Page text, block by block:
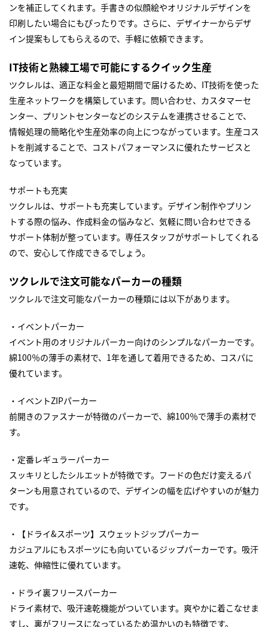
ンを補正してくれます。手書きの似顔絵やオリジナルデザインを
印刷したい場合にもぴったりです。さらに、デザイナーからデザ
イン提案もしてもらえるので、手軽に依頼できます。
IT技術と熟練工場で可能にするクイック生産
ツクレルは、適正な料金と最短期間で届けるため、IT技術を使った
生産ネットワークを構築しています。問い合わせ、カスタマーセ
ンター、プリントセンターなどのシステムを連携させることで、
情報処理の簡略化や生産効率の向上につながっています。生産コス
トを削減することで、コストパフォーマンスに優れたサービスと
なっています。
サポートも充実
ツクレルは、サポートも充実しています。デザイン制作やプリン
トする際の悩み、作成料金の悩みなど、気軽に問い合わせできる
サポート体制が整っています。専任スタッフがサポートしてくれる
ので、安心して作成できるでしょう。
ツクレルで注文可能なパーカーの種類
ツクレルで注文可能なパーカーの種類には以下があります。
・イベントパーカー
イベント用のオリジナルパーカー向けのシンプルなパーカーです。
綿100％の薄手の素材で、1年を通して着用できるため、コスパに
優れています。
・イベントZIPパーカー
前開きのファスナーが特徴のパーカーで、綿100％で薄手の素材で
す。
・定番レギュラーパーカー
スッキリとしたシルエットが特徴です。フードの色だけ変えるパ
ターンも用意されているので、デザインの幅を広げやすいのが魅力
です。
・【ドライ&スポーツ】スウェットジップパーカー
カジュアルにもスポーツにも向いているジップパーカーです。吸汗
速乾、伸縮性に優れています。
・ドライ裏フリースパーカー
ドライ素材で、吸汗速乾機能がついています。爽やかに着こなせま
すし、裏がフリースになっているため温かいのも特徴です。